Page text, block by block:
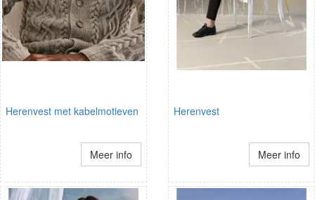
Herenvest met kabelmotieven
Meer info
Herenvest
Meer info